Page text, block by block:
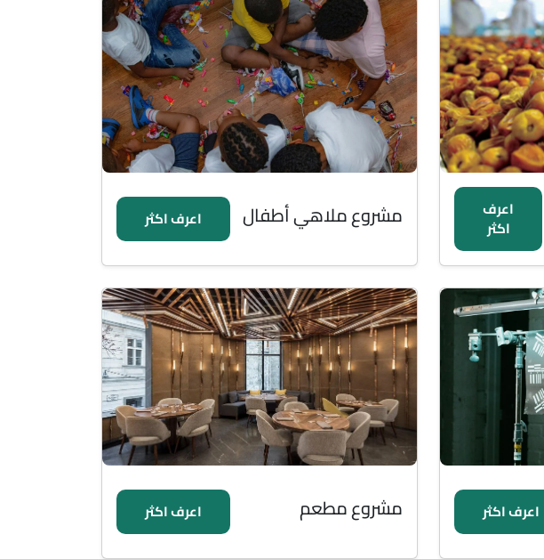
اعرف
اكثر مشروع ملاهي أطفال اعرف اكثر
اعرف اكثر مشروع مطعم اعرف اكثر